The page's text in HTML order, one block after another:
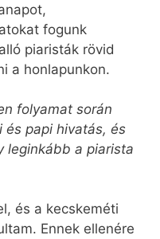
fogunk
piaristák rövid
a honlapunkon.
folyamat során
és papi hivatás, és
leginkább a piarista
és a kecskeméti
Ennek ellenére